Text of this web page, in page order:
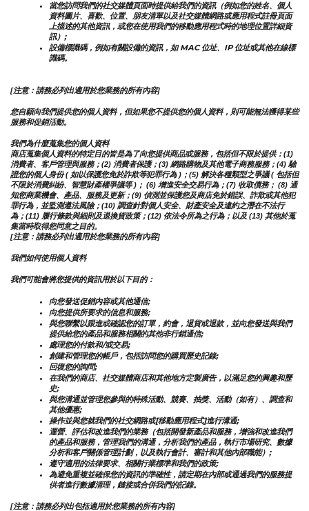
當您訪問我們的社交媒體頁面時提供給我們的資訊（例如您的姓名、個人
資料圖片、喜歡、位置、朋友清單以及社交媒體網路或應用程式註冊頁面
上描述的其他資訊，或您在使用我們的移動應用程式時的地理位置詳細資
訊）;
設備標識碼，例如有關設備的資訊，如 MAC 位址、IP 位址或其他在線標
識碼。
[注意：請務必列出適用於您業務的所有內容]
您自願向我們提供您的個人資料，但如果您不提供您的個人資料，則可能無法獲得某些
服務和促銷活動。
我們為什麼蒐集您的個人資料
商店蒐集個人資料的特定目的皆是為了向您提供商品或服務，包括但不限於提供：(1)
消費者、客戶管理與服務；(2) 消費者保護；(3) 網路購物及其他電子商務服務；(4) 驗
證您的個人身份 ( 如以保護您免於詐欺等犯罪行為 )；(5) 解決各種類型之爭議 ( 包括但
不限於消費糾紛、智慧財產權爭議等 )； (6) 增進安全交易行為；(7) 收取債務； (8) 通
知您商業機會、產品、服務及更新；(9) 偵測並保護您及商店免於錯誤、詐欺或其他犯
罪行為，並監測遵法風險；(10) 調查針對個人安全、財產安全及違約之潛在不法行
為；(11) 履行條款與細則及退換貨政策；(12) 依法令所為之行為；以及 (13) 其他於蒐
集當時取得您同意之目的。
[注意：請務必列出適用於您業務的所有內容]
我們如何使用個人資料
我們可能會將您提供的資訊用於以下目的：
向您發送促銷內容或其他通信;
向您提供所要求的信息和服務;
與您聯繫以跟進或確認您的訂單，約會，退貨或退款，並向您發送與我們
提供給您的產品和服務相關的其他非行銷通信;
處理您的付款和/或交易;
創建和管理您的帳戶，包括訪問您的購買歷史記錄;
回復您的詢問;
在我們的商店、社交媒體商店和其他地方定製廣告，以滿足您的興趣和歷
史;
與您溝通並管理您參與的特殊活動、競賽、抽獎、活動（如有）、調查和
其他優惠;
操作並與您就我們的社交網路或[移動應用程式]進行溝通;
運營、評估和改進我們的業務（包括開發新產品和服務，增強和改進我們
的產品和服務，管理我們的溝通，分析我們的產品，執行市場研究、數據
分析和客戶關係管理計劃，以及執行會計、審計和其他內部職能）;
遵守適用的法律要求、相關行業標準和我們的政策;
為避免重複並確保您的資訊的準確性，請定期在內部或通過我們的服務提
供者進行數據清理，鏈接或合併我們的記錄。
[注意：請務必列出包括適用於您業務的所有內容]